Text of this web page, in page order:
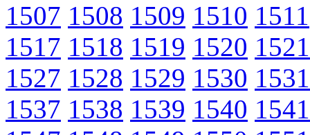
1507 1508 1509 1510 1511
1517 1518 1519 1520 1521
1527 1528 1529 1530 1531
1537 1538 1539 1540 1541